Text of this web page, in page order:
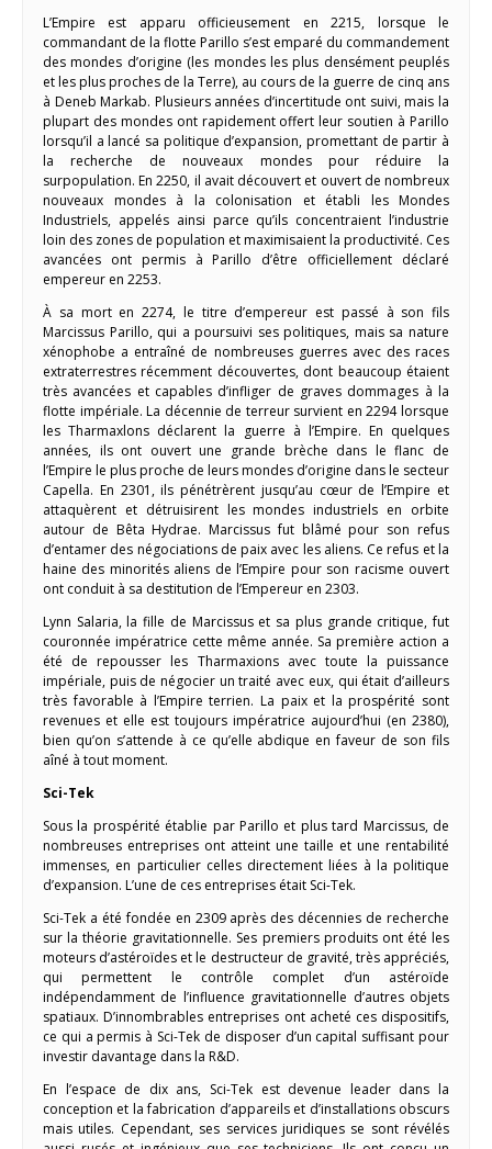
L’Empire est apparu officieusement en 2215, lorsque le
commandant de la flotte Parillo s’est emparé du commandement
des mondes d’origine (les mondes les plus densément peuplés
et les plus proches de la Terre), au cours de la guerre de cinq ans
à Deneb Markab. Plusieurs années d’incertitude ont suivi, mais la
plupart des mondes ont rapidement offert leur soutien à Parillo
lorsqu’il a lancé sa politique d’expansion, promettant de partir à
la recherche de nouveaux mondes pour réduire la
surpopulation. En 2250, il avait découvert et ouvert de nombreux
nouveaux mondes à la colonisation et établi les Mondes
Industriels, appelés ainsi parce qu’ils concentraient l’industrie
loin des zones de population et maximisaient la productivité. Ces
avancées ont permis à Parillo d’être officiellement déclaré
empereur en 2253.
À sa mort en 2274, le titre d’empereur est passé à son fils
Marcissus Parillo, qui a poursuivi ses politiques, mais sa nature
xénophobe a entraîné de nombreuses guerres avec des races
extraterrestres récemment découvertes, dont beaucoup étaient
très avancées et capables d’infliger de graves dommages à la
flotte impériale. La décennie de terreur survient en 2294 lorsque
les Tharmaxlons déclarent la guerre à l’Empire. En quelques
années, ils ont ouvert une grande brèche dans le flanc de
l’Empire le plus proche de leurs mondes d’origine dans le secteur
Capella. En 2301, ils pénétrèrent jusqu’au cœur de l’Empire et
attaquèrent et détruisirent les mondes industriels en orbite
autour de Bêta Hydrae. Marcissus fut blâmé pour son refus
d’entamer des négociations de paix avec les aliens. Ce refus et la
haine des minorités aliens de l’Empire pour son racisme ouvert
ont conduit à sa destitution de l’Empereur en 2303.
Lynn Salaria, la fille de Marcissus et sa plus grande critique, fut
couronnée impératrice cette même année. Sa première action a
été de repousser les Tharmaxions avec toute la puissance
impériale, puis de négocier un traité avec eux, qui était d’ailleurs
très favorable à l’Empire terrien. La paix et la prospérité sont
revenues et elle est toujours impératrice aujourd’hui (en 2380),
bien qu’on s’attende à ce qu’elle abdique en faveur de son fils
aîné à tout moment.
Sci-Tek
Sous la prospérité établie par Parillo et plus tard Marcissus, de
nombreuses entreprises ont atteint une taille et une rentabilité
immenses, en particulier celles directement liées à la politique
d’expansion. L’une de ces entreprises était Sci-Tek.
Sci-Tek a été fondée en 2309 après des décennies de recherche
sur la théorie gravitationnelle. Ses premiers produits ont été les
moteurs d’astéroïdes et le destructeur de gravité, très appréciés,
qui permettent le contrôle complet d’un astéroïde
indépendamment de l’influence gravitationnelle d’autres objets
spatiaux. D’innombrables entreprises ont acheté ces dispositifs,
ce qui a permis à Sci-Tek de disposer d’un capital suffisant pour
investir davantage dans la R&D.
En l’espace de dix ans, Sci-Tek est devenue leader dans la
conception et la fabrication d’appareils et d’installations obscurs
mais utiles. Cependant, ses services juridiques se sont révélés